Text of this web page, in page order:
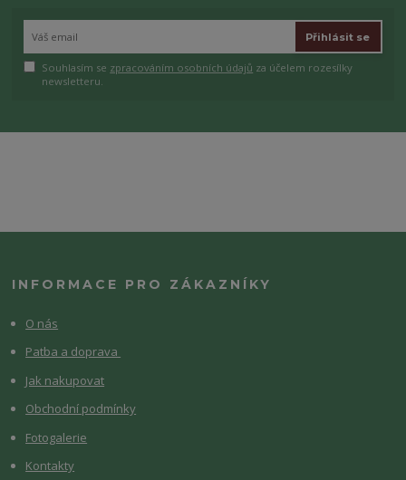
Přihlásit se
Souhlasím se zpracováním osobních údajů za účelem rozesílky
newsletteru.
INFORMACE PRO ZÁKAZNÍKY
O nás
Patba a doprava
Jak nakupovat
Obchodní podmínky
Fotogalerie
Kontakty